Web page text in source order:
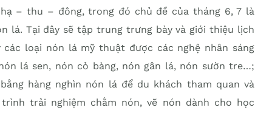
– thu – đông, trong đó chủ đề của tháng 6, 7 là
lá. Tại đây sẽ tập trung trưng bày và giới thiệu lịch
loại nón lá mỹ thuật được các nghệ nhân sáng
lá sen, nón cỏ bàng, nón gân lá, nón sườn tre…;
hàng nghìn nón lá để du khách tham quan và
trải nghiệm chằm nón, vẽ nón dành cho học